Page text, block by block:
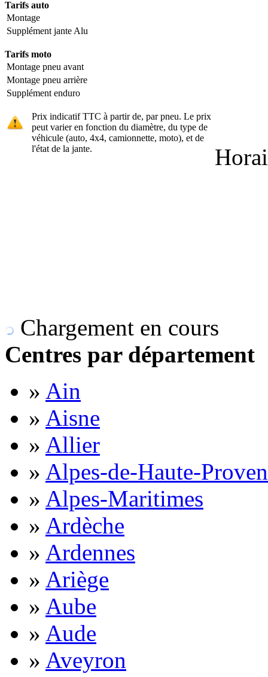
Tarifs auto
Montage
Supplément jante Alu
Tarifs moto
Montage pneu avant
Montage pneu arrière
Supplément enduro
Prix indicatif TTC à partir de, par pneu. Le prix
peut varier en fonction du diamètre, du type de
véhicule (auto, 4x4, camionnette, moto), et de
l'état de la jante.
Chargement en cours
Centres par département
» Ain
» Aisne
» Allier
» Alpes-de-Haute-
» Alpes-Maritimes
» Ardèche
» Ardennes
» Ariège
» Aube
» Aude
» Aveyron